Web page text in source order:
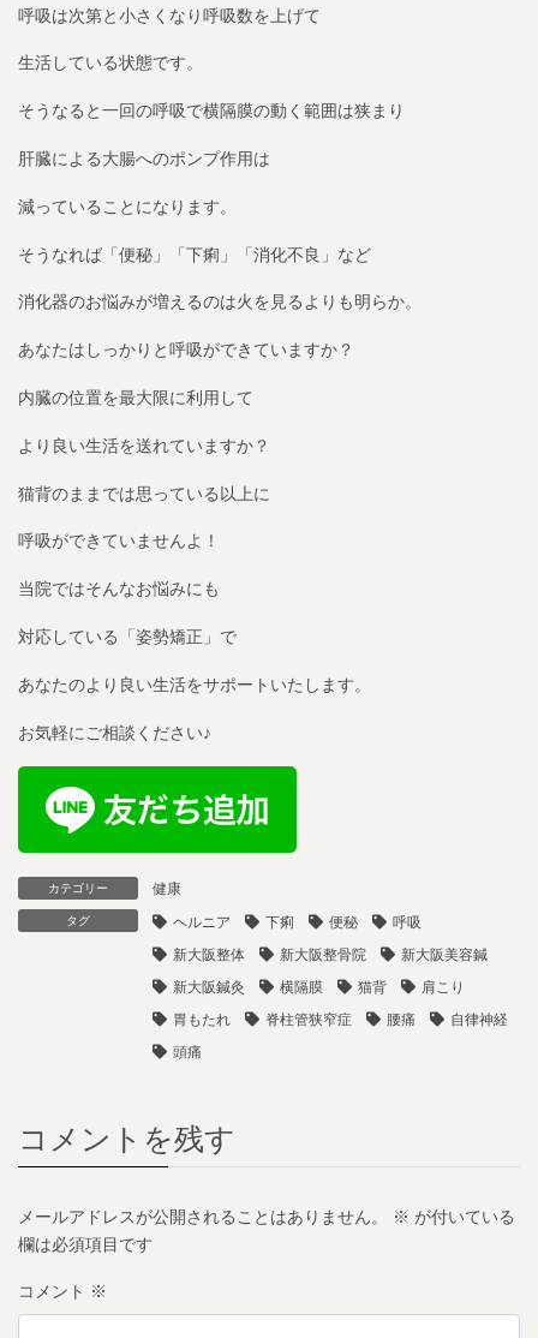
呼吸は次第と小さくなり呼吸数を上げて
生活している状態です。
そうなると一回の呼吸で横隔膜の動く範囲は狭まり
肝臓による大腸へのポンプ作用は
減っていることになります。
そうなれば「便秘」「下痢」「消化不良」など
消化器のお悩みが増えるのは火を見るよりも明らか。
あなたはしっかりと呼吸ができていますか？
内臓の位置を最大限に利用して
より良い生活を送れていますか？
猫背のままでは思っている以上に
呼吸ができていませんよ！
当院ではそんなお悩みにも
対応している「姿勢矯正」で
あなたのより良い生活をサポートいたします。
お気軽にご相談ください♪
カテゴリー 健康
タグ ヘルニア 下痢 便秘
呼吸
新大阪整体
新大阪整骨院
新大阪美容鍼
新大阪鍼灸
横隔膜 猫背
肩こり
胃もたれ
脊柱管狭窄症 腰痛
自律神経
頭痛
コメントを残す
メールアドレスが公開されることはありません。 ※ が付いている
欄は必須項目です
コメント ※